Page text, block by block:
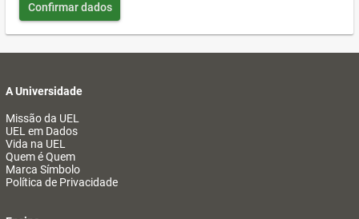
Confirmar dados
A Universidade
Missão da UEL
UEL em Dados
Vida na UEL
Quem é Quem
Marca Símbolo
Política de Privacidade